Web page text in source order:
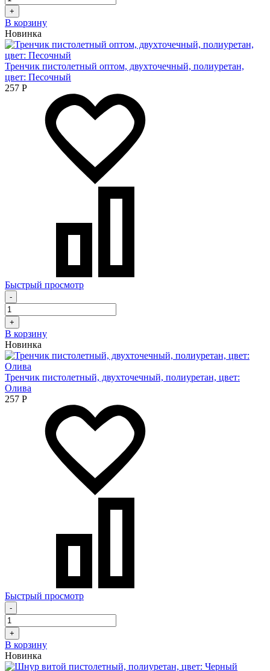
+
В корзину
Новинка
Тренчик пистолетный оптом, двухточечный, полиуретан,
цвет: Песочный
257 Р
Быстрый просмотр
-
+
В корзину
Новинка
Тренчик пистолетный, двухточечный, полиуретан, цвет:
Олива
257 Р
Быстрый просмотр
-
+
В корзину
Новинка